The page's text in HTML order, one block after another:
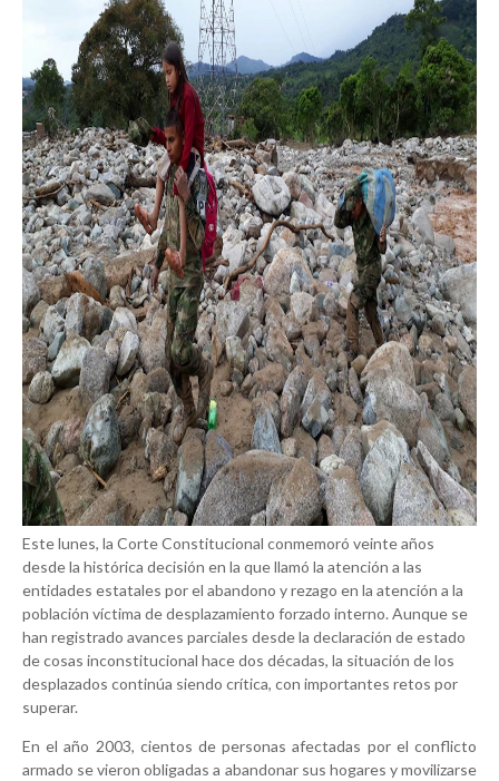
Este lunes, la Corte Constitucional conmemoró veinte años
desde la histórica decisión en la que llamó la atención a las
entidades estatales por el abandono y rezago en la atención a la
población víctima de desplazamiento forzado interno. Aunque se
han registrado avances parciales desde la declaración de estado
de cosas inconstitucional hace dos décadas, la situación de los
desplazados continúa siendo crítica, con importantes retos por
superar.
En el año 2003, cientos de personas afectadas por el conflicto
armado se vieron obligadas a abandonar sus hogares y movilizarse